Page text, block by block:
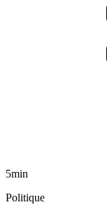
5min
Politique